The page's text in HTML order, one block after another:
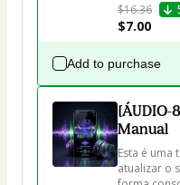
$16.36
$7.00
Add to purchase
[ÁUDIO-
Manual
Esta é uma
atualizar o